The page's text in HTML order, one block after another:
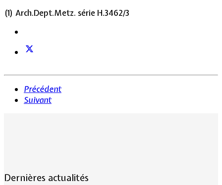
(1) Arch.Dept.Metz. série H.3462/3
Précédent
Suivant
Dernières actualités